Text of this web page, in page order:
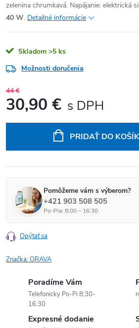
zelenina chrumkavá. Napájanie: elektrická
40 W. Detailné informácie
Skladom >5 ks
Možnosti doručenia
44 €
30,90 €
PRIDAŤ DO
Pomôžeme vám s výberom?
+421 903 508 505
Po-Pia: 8:00 – 16:30
Opýtať sa
Značka:ORAVA
Poradíme Vám
Telefonicky Po-Pi 8:30-
16:30
Expresné dodanie